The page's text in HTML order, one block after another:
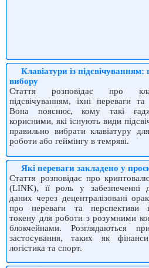
Клавіатури із підсвічуванням:
вибору
Стаття розповідає про
підсвічуванням, їхні переваги та
Вона пояснює, кому такі
корисними, які існують види
правильно вибрати клавіатуру
роботи або геймінгу в темряві.
Які переваги закладено у
Стаття розповідає про
(LINK), її роль у забезпеченні
даних через децентралізовані
про переваги та перспективи
токену для роботи з розумними
блокчейнами. Розглядаються
застосування, таких як
логістика та спорт.